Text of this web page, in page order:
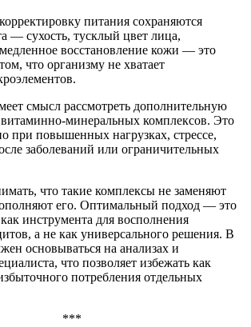
питания сохраняются
— сухость, тусклый цвет лица,
восстановление кожи — это
что организму не хватает
смысл рассмотреть дополнительную
минеральных комплексов. Это
при повышенных нагрузках, стрессе,
заболеваний или ограничительных
что такие комплексы не заменяют
его. Оптимальный подход — это
инструмента для восполнения
а не как универсального решения. В
основываться на анализах и
что позволяет избежать как
потребления отдельных
***